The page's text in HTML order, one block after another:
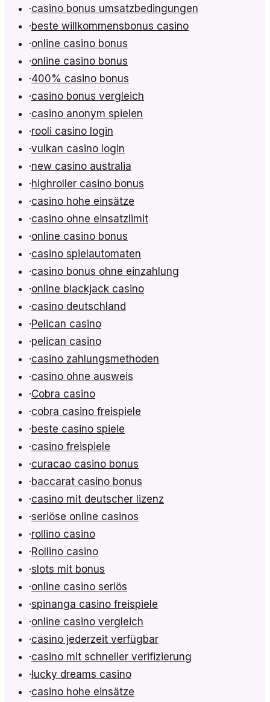
·casino bonus umsatzbedingungen
·beste willkommensbonus casino
·online casino bonus
·online casino bonus
·400% casino bonus
·casino bonus vergleich
·casino anonym spielen
·rooli casino login
·vulkan casino login
·new casino australia
·highroller casino bonus
·casino hohe einsätze
·casino ohne einsatzlimit
·online casino bonus
·casino spielautomaten
·casino bonus ohne einzahlung
·online blackjack casino
·casino deutschland
·Pelican casino
·pelican casino
·casino zahlungsmethoden
·casino ohne ausweis
·Cobra casino
·cobra casino freispiele
·beste casino spiele
·casino freispiele
·curacao casino bonus
·baccarat casino bonus
·casino mit deutscher lizenz
·seriöse online casinos
·rollino casino
·Rollino casino
·slots mit bonus
·online casino seriös
·spinanga casino freispiele
·online casino vergleich
·casino jederzeit verfügbar
·casino mit schneller verifizierung
·lucky dreams casino
·casino hohe einsätze